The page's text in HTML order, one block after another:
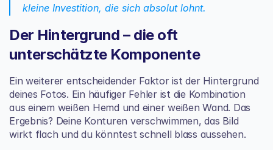
kleine Investition, die sich absolut lohnt.
Der Hintergrund – die oft
unterschätzte Komponente
Ein weiterer entscheidender Faktor ist der Hintergrund
deines Fotos. Ein häufiger Fehler ist die Kombination
aus einem weißen Hemd und einer weißen Wand. Das
Ergebnis? Deine Konturen verschwimmen, das Bild
wirkt flach und du könntest schnell blass aussehen.